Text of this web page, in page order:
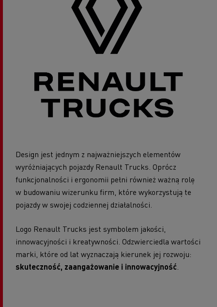
Design jest jednym z najważniejszych elementów
wyróżniających pojazdy Renault Trucks. Oprócz
funkcjonalności i ergonomii pełni również ważną rolę
w budowaniu wizerunku firm, które wykorzystują te
pojazdy w swojej codziennej działalności.
Logo Renault Trucks jest symbolem jakości,
innowacyjności i kreatywności. Odzwierciedla wartości
marki, które od lat wyznaczają kierunek jej rozwoju:
skuteczność, zaangażowanie i innowacyjność.